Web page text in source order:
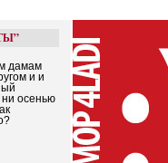
дамам
и и
ни осенью